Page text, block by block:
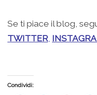
Se ti piace il blog,
TWITTER
Condividi: